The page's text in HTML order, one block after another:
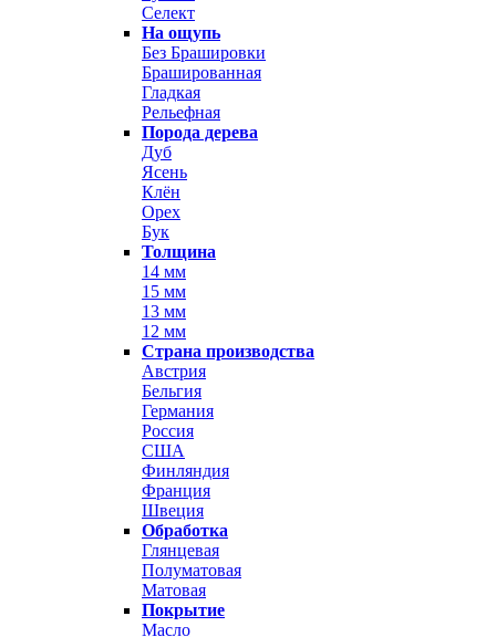
Селект
На ощупь
Без Брашировки
Брашированная
Гладкая
Рельефная
Порода дерева
Дуб
Ясень
Клён
Орех
Бук
Толщина
14 мм
15 мм
13 мм
12 мм
Страна производства
Австрия
Бельгия
Германия
Россия
США
Финляндия
Франция
Швеция
Обработка
Глянцевая
Полуматовая
Матовая
Покрытие
Масло